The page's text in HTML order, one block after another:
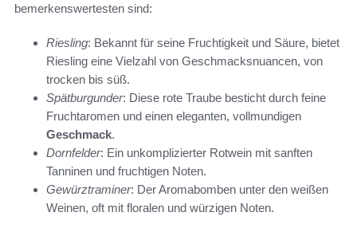
bemerkenswertesten sind:
Riesling: Bekannt für seine Fruchtigkeit und Säure, bietet
Riesling eine Vielzahl von Geschmacksnuancen, von
trocken bis süß.
Spätburgunder: Diese rote Traube besticht durch feine
Fruchtaromen und einen eleganten, vollmundigen
Geschmack.
Dornfelder: Ein unkomplizierter Rotwein mit sanften
Tanninen und fruchtigen Noten.
Gewürztraminer: Der Aromabomben unter den weißen
Weinen, oft mit floralen und würzigen Noten.